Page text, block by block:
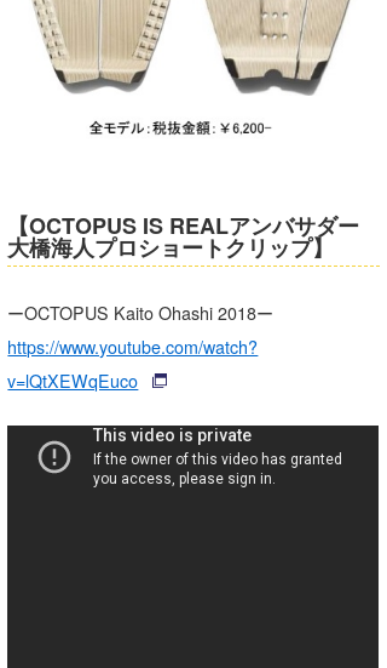
【OCTOPUS IS REALアンバサダー
大橋海人プロショートクリップ】
ーOCTOPUS Kaito Ohashi 2018ー
https://www.youtube.com/watch?
v=lQtXEWqEuco
NOBUFUKU
大野”MAR”修聖
G◎Da
H
KY
mitz
S.K